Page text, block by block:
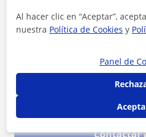
Al hacer clic, aceptas nuestro
Contactar
Al hacer clic en “Aceptar”,
nuestra Política de Cookies y
Panel de